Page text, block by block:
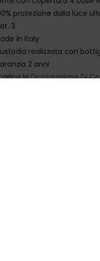
protezione dalla luce
3
in Italy
realizzata con
2 anni
laDichiarazione Di
[Tessuto